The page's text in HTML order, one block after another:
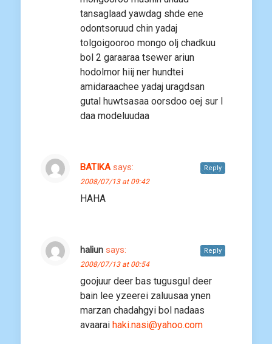
tansaglaad yawdag shde ene
odontsoruud chin yadaj
tolgoigooroo mongo olj chadkuu
bol 2 garaaraa tsewer ariun
hodolmor hiij ner hundtei
amidaraachee yadaj uragdsan
gutal huwtsasaa oorsdoo oej sur l
daa modeluudaa
BATIKA says:
2008/07/13 at 09:42
HAHA
Reply
haliun says:
2008/07/13 at 00:54
goojuur deer bas tugusgul deer
bain lee yzeerei zaluusaa ynen
marzan chadahgyi bol nadaas
avaarai haki.nasi@yahoo.com
Reply